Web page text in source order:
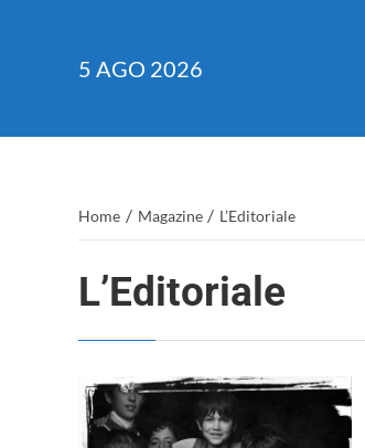
5 AGO 2026
Home / Magazine / L’Editoriale
L’Editoriale